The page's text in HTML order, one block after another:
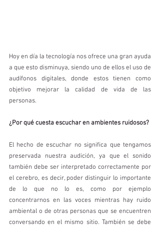
Hoy en día la tecnología nos ofrece una gran ayuda
a que esto disminuya, siendo uno de ellos el uso de
audífonos digitales, donde estos tienen como
objetivo mejorar la calidad de vida de las
personas.
¿Por qué cuesta escuchar en ambientes ruidosos?
El hecho de escuchar no significa que tengamos
preservada nuestra audición, ya que el sonido
también debe ser interpretado correctamente por
el cerebro, es decir, poder distinguir lo importante
de lo que no lo es, como por ejemplo
concentrarnos en las voces mientras hay ruido
ambiental o de otras personas que se encuentren
conversando en el mismo sitio. También se debe